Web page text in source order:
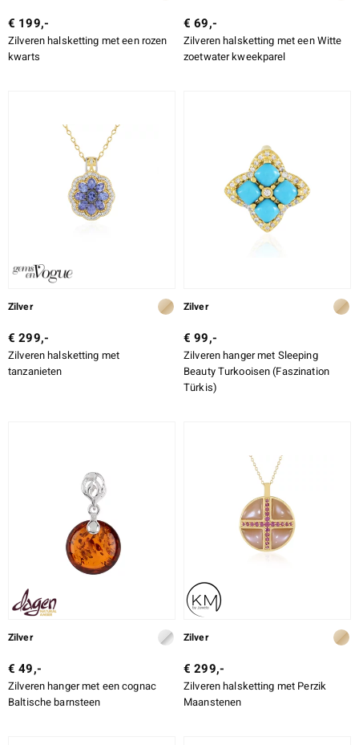
€ 199,-
Zilveren halsketting met een rozen
kwarts
€ 69,-
Zilveren halsketting met een Witte
zoetwater kweekparel
Zilver
€ 299,-
Zilveren halsketting met
tanzanieten
Zilver
€ 99,-
Zilveren hanger met Sleeping
Beauty Turkooisen (Faszination
Türkis)
Zilver
€ 49,-
Zilveren hanger met een cognac
Baltische barnsteen
Zilver
€ 299,-
Zilveren halsketting met Perzik
Maanstenen